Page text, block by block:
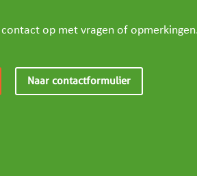
op met vragen of
Naar contactformulier